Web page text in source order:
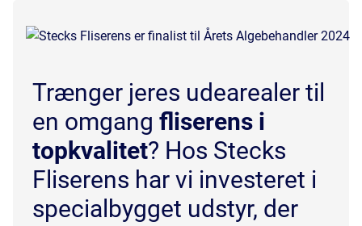
Trænger jeres udearealer til
en omgang fliserens i
topkvalitet? Hos Stecks
Fliserens har vi investeret i
specialbygget udstyr, der